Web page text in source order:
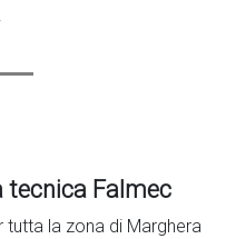
tecnica Falmec
tutta la zona di Marghera